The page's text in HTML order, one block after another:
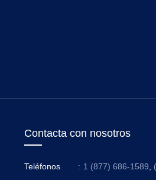
Contacta con nosotros
Teléfonos : 1 (877) 686-1589